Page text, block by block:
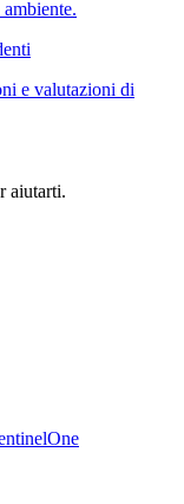
e valutazioni di
aiutarti.